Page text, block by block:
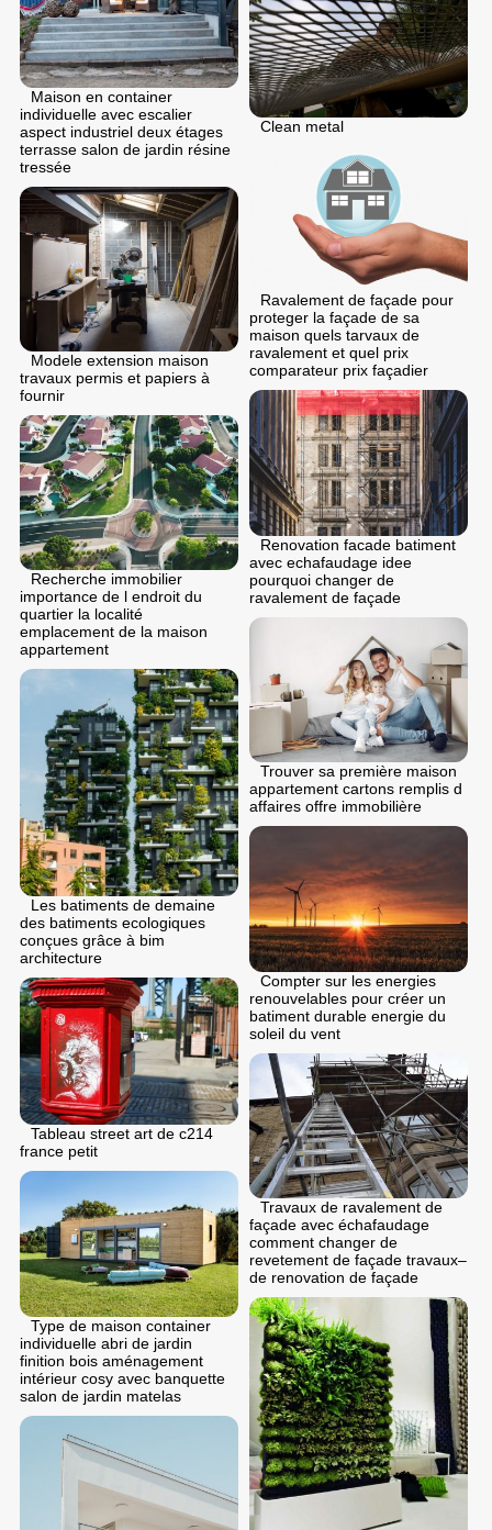
Maison en container
individuelle avec escalier
aspect industriel deux étages
terrasse salon de jardin résine
tressée
Clean metal
Ravalement de façade pour
proteger la façade de sa
maison quels tarvaux de
ravalement et quel prix
comparateur prix façadier
Modele extension maison
travaux permis et papiers à
fournir
Renovation facade batiment
avec echafaudage idee
pourquoi changer de
ravalement de façade
Recherche immobilier
importance de l endroit du
quartier la localité
emplacement de la maison
appartement
Trouver sa première maison
appartement cartons remplis d
affaires offre immobilière
Les batiments de demaine
des batiments ecologiques
conçues grâce à bim
architecture
Compter sur les energies
renouvelables pour créer un
batiment durable energie du
soleil du vent
Tableau street art de c214
france petit
Travaux de ravalement de
façade avec échafaudage
comment changer de
revetement de façade travaux–
de renovation de façade
Type de maison container
individuelle abri de jardin
finition bois aménagement
intérieur cosy avec banquette
salon de jardin matelas